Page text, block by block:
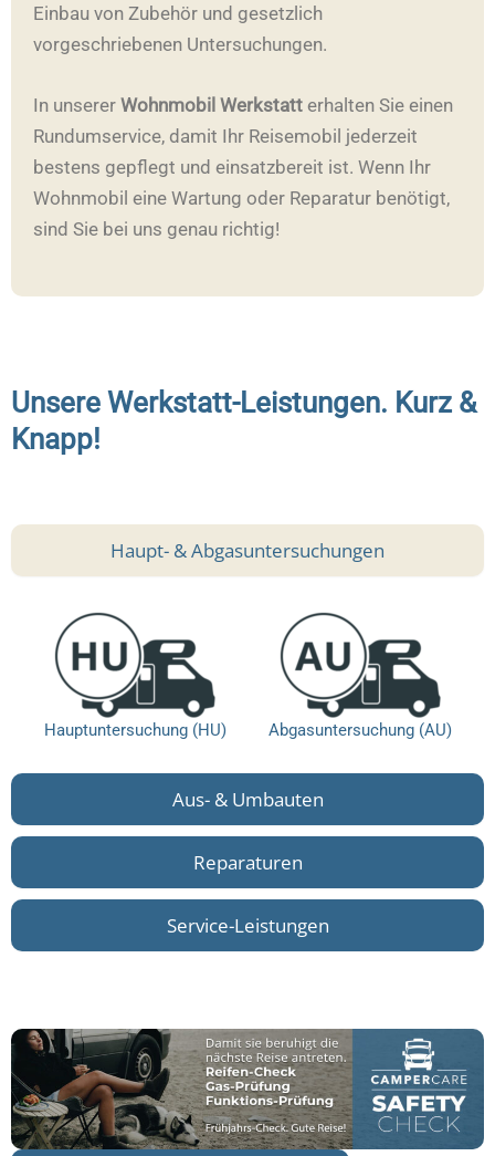
Einbau von Zubehör und gesetzlich
vorgeschriebenen Untersuchungen.
In unserer Wohnmobil Werkstatt erhalten Sie einen
Rundumservice, damit Ihr Reisemobil jederzeit
bestens gepflegt und einsatzbereit ist. Wenn Ihr
Wohnmobil eine Wartung oder Reparatur benötigt,
sind Sie bei uns genau richtig!
Unsere Werkstatt-Leistungen. Kurz &
Knapp!
Haupt- & Abgasuntersuchungen
Aus- & Umbauten
Reparaturen
Service-Leistungen
Hauptuntersuchung (HU) Abgasuntersuchung (AU)